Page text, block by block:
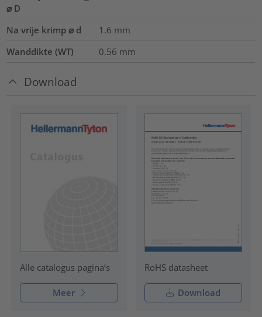
⌀ D
Na vrije krimp ⌀ d 1.6 mm
Wanddikte (WT)
0.56 mm
Download
Alle catalogus pagina’s
Meer
RoHS datasheet
Download